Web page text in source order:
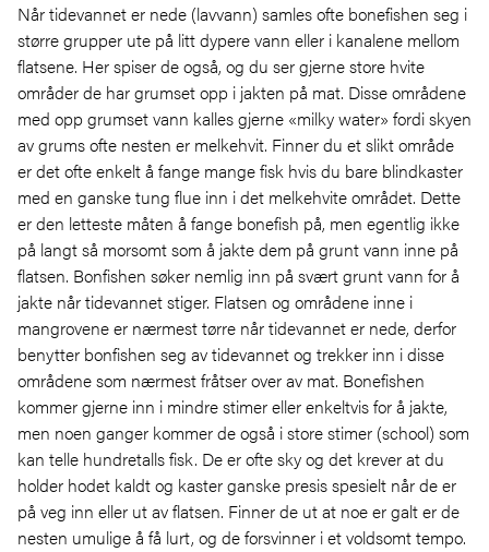
Når tidevannet er nede (lavvann) samles ofte bonefishen seg i
større grupper ute på litt dypere vann eller i kanalene mellom
flatsene. Her spiser de også, og du ser gjerne store hvite
områder de har grumset opp i jakten på mat. Disse områdene
med opp grumset vann kalles gjerne «milky water» fordi skyen
av grums ofte nesten er melkehvit. Finner du et slikt område
er det ofte enkelt å fange mange fisk hvis du bare blindkaster
med en ganske tung flue inn i det melkehvite området. Dette
er den letteste måten å fange bonefish på, men egentlig ikke
på langt så morsomt som å jakte dem på grunt vann inne på
flatsen. Bonfishen søker nemlig inn på svært grunt vann for å
jakte når tidevannet stiger. Flatsen og områdene inne i
mangrovene er nærmest tørre når tidevannet er nede, derfor
benytter bonfishen seg av tidevannet og trekker inn i disse
områdene som nærmest fråtser over av mat. Bonefishen
kommer gjerne inn i mindre stimer eller enkeltvis for å jakte,
men noen ganger kommer de også i store stimer (school) som
kan telle hundretalls fisk. De er ofte sky og det krever at du
holder hodet kaldt og kaster ganske presis spesielt når de er
på veg inn eller ut av flatsen. Finner de ut at noe er galt er de
nesten umulige å få lurt, og de forsvinner i et voldsomt tempo.